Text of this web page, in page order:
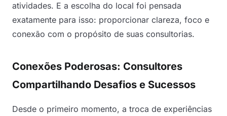
atividades. E a escolha do local foi pensada
exatamente para isso: proporcionar clareza, foco e
conexão com o propósito de suas consultorias.
Conexões Poderosas: Consultores
Compartilhando Desafios e Sucessos
Desde o primeiro momento, a troca de experiências